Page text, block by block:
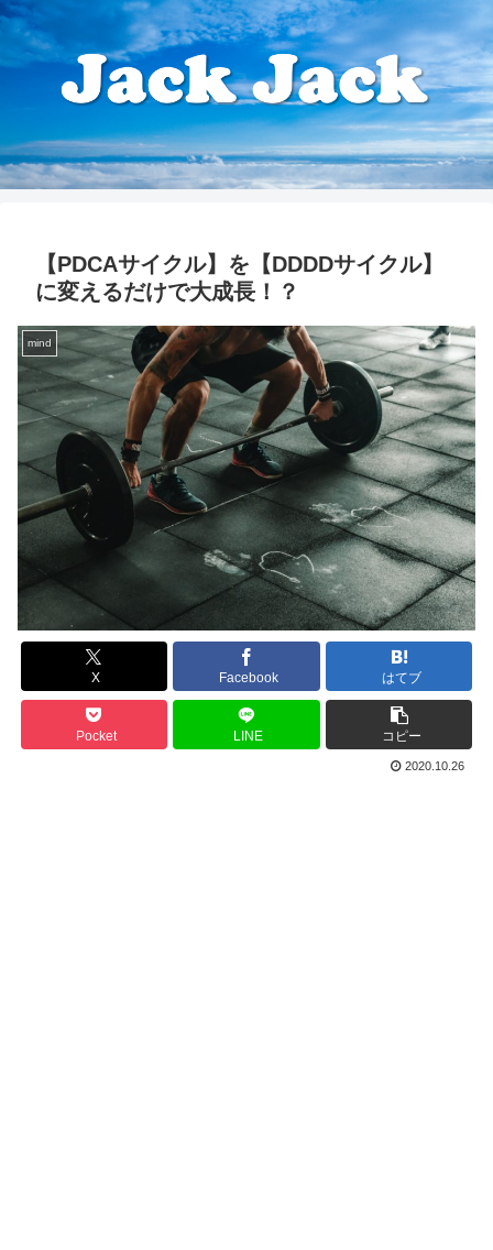
【PDCAサイクル】を【DDDDサイクル】
に変えるだけで大成長！？
mind
X Facebook はてブ
Pocket LINE コピー
2020.10.26